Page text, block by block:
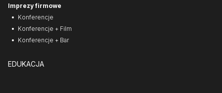
Imprezy firmowe
Konferencje
Konferencje + Film
Konferencje + Bar
EDUKACJA